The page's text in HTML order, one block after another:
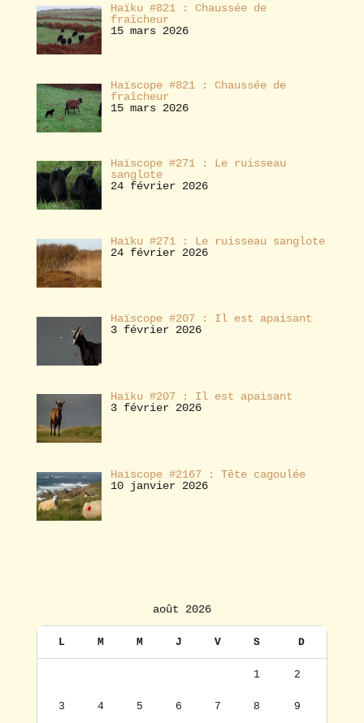
Haïku #821 : Chaussée de
fraîcheur
15 mars 2026
Haïscope #821 : Chaussée de
fraîcheur
15 mars 2026
Haïscope #271 : Le ruisseau
sanglote
24 février 2026
Haïku #271 : Le ruisseau sanglote
24 février 2026
Haïscope #207 : Il est apaisant
3 février 2026
Haïku #207 : Il est apaisant
3 février 2026
Haïscope #2167 : Tête cagoulée
10 janvier 2026
août 2026
L M M J V S D
1 2
3 4 5 6 7 8 9